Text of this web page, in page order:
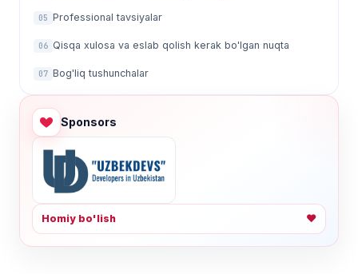
05 Professional tavsiyalar
06 Qisqa xulosa va eslab qolish kerak bo'lgan nuqta
07 Bog'liq tushunchalar
Sponsors
Homiy bo'lish ❤